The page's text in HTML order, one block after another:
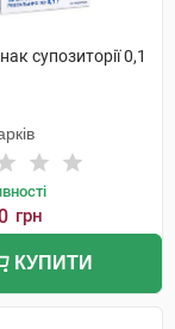
супозиторії 0,1
грн
КУПИТИ